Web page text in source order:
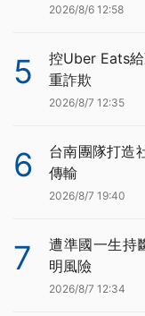
2026/8/6 12:58
5
控Uber Eats
重詐欺
2026/8/7 12:35
6
台南團隊打造
傳輸
2026/8/7 19:40
7
遭準國一生持
明風險
2026/8/7 12:34